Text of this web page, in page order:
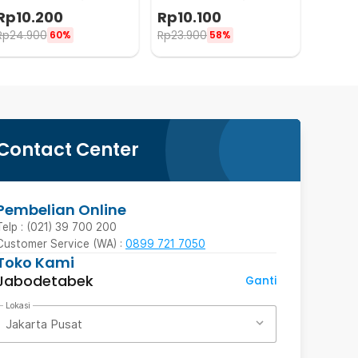
- RH-15
10.200
24.900 60%
Peppermint - RH-15
Rp10.100
Rp23.900 58%
Center
Online
: (021) 39 700 200
Service (WA) : 0899 721 7050
Kami
Ganti
Lokasi
Jakarta Pusat